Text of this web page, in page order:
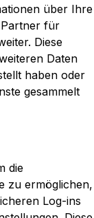
über Ihre
für
Diese
Daten
haben oder
gesammelt
die
zu ermöglichen,
Log-ins